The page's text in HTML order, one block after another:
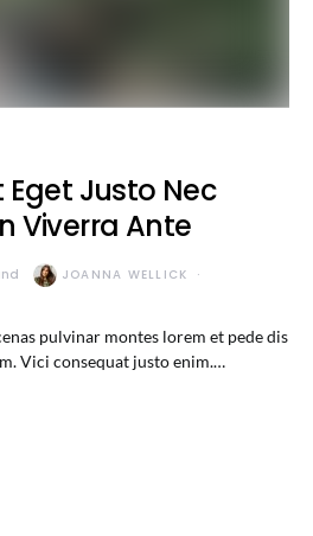
Eget Justo Nec
Viverra Ante
JOANNA WELLICK
pulvinar montes lorem et pede dis
Vici consequat justo enim.…